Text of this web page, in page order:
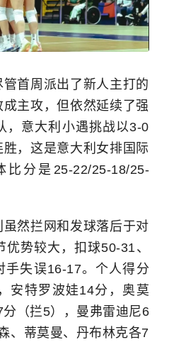
首周派出了新人主打的
主攻，但依然延续了强
，意大利小遇挑战以3-0
，这是意大利女排国际
分是25-22/25-18/25-
然拦网和发球落后于对
势较大，扣球50-31、
手失误16-17。个人得分
安特罗波娃14分，奥莫
（拦5），曼弗雷迪尼6
、蒂莫曼、丹布林克各7